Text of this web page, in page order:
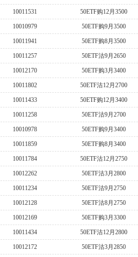
10011531 50ETF购12月3500
10010979 50ETF购9月3500
10011941 50ETF购8月3500
10011257 50ETF沽9月2650
10012170 50ETF购3月3400
10011802 50ETF沽12月2700
10011433 50ETF购12月3400
10011258 50ETF沽9月2700
10010978 50ETF购9月3400
10011859 50ETF购8月3400
10011784 50ETF沽12月2750
10012262 50ETF沽3月2800
10011234 50ETF沽9月2750
10012128 50ETF沽8月2750
10012169 50ETF购3月3300
10011434 50ETF沽12月2800
10012172 50ETF沽3月2850